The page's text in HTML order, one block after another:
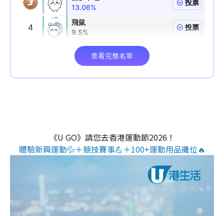
《U GO》請您去香港運動節2026！
體驗新興運動💦＋競技賽事💪＋100+運動用品攤位🔥